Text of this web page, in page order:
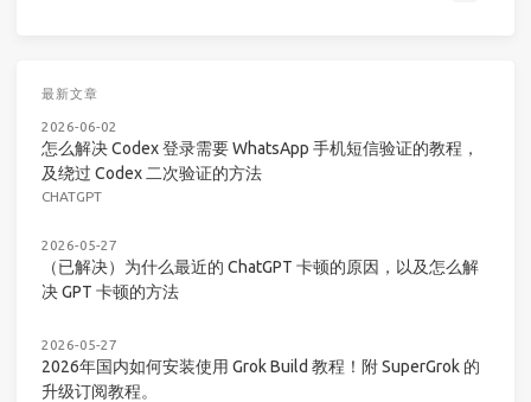
最新文章
2026-06-02
怎么解决 Codex 登录需要 WhatsApp 手机短信验证的教程，
及绕过 Codex 二次验证的方法
CHATGPT
2026-05-27
（已解决）为什么最近的 ChatGPT 卡顿的原因，以及怎么解
决 GPT 卡顿的方法
2026-05-27
2026年国内如何安装使用 Grok Build 教程！附 SuperGrok 的
升级订阅教程。